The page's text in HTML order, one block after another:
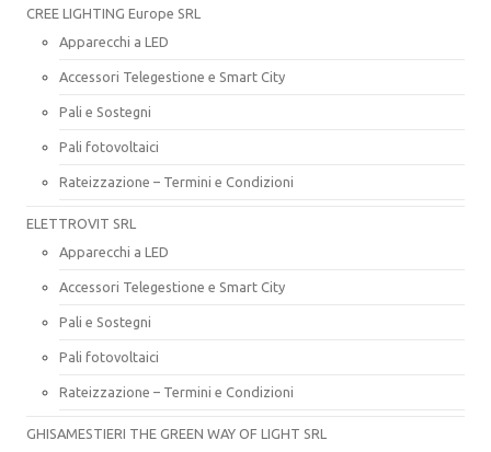
CREE LIGHTING Europe SRL
Apparecchi a LED
Accessori Telegestione e Smart City
Pali e Sostegni
Pali fotovoltaici
Rateizzazione – Termini e Condizioni
ELETTROVIT SRL
Apparecchi a LED
Accessori Telegestione e Smart City
Pali e Sostegni
Pali fotovoltaici
Rateizzazione – Termini e Condizioni
GHISAMESTIERI THE GREEN WAY OF LIGHT SRL